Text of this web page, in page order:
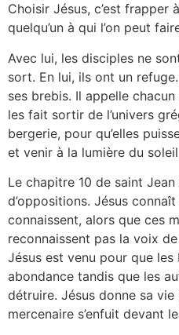
Choisir Jésus, c’est
quelqu’un à qui l’on peut
Avec lui, les disciples ne
sort. En lui, ils ont un
ses brebis. Il appelle
les fait sortir de l’univers
bergerie, pour qu’elles
et venir à la lumière du
Le chapitre 10 de saint
d’oppositions. Jésus
connaissent, alors que ces
reconnaissent pas la voix
Jésus est venu pour que
abondance tandis que les
détruire. Jésus donne sa
mercenaire s’enfuit devant